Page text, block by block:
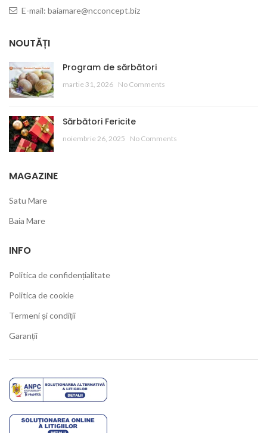
E-mail: baiamare@ncconcept.biz
NOUTĂȚI
Program de sărbători
martie 31, 2026 No Comments
Sărbători Fericite
noiembrie 26, 2025 No Comments
MAGAZINE
Satu Mare
Baia Mare
INFO
Politica de confidențialitate
Politica de cookie
Termeni și condiții
Garanții